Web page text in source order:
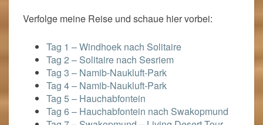
Verfolge meine Reise und schaue hier vorbei:
Tag 1 – Windhoek nach Solitaire
Tag 2 – Solitaire nach Sesriem
Tag 3 – Namib-Naukluft-Park
Tag 4 – Namib-Naukluft-Park
Tag 5 – Hauchabfontein
Tag 6 – Hauchabfontein nach Swakopmund